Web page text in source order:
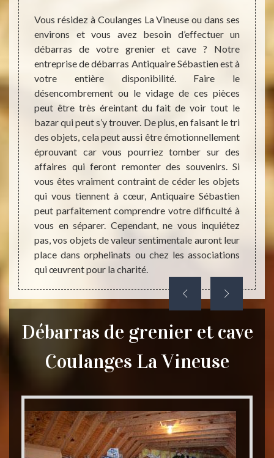
de
vos
en
à
de
Vous résidez à Coulanges La Vineuse ou dans ses
environs et vous avez besoin d’effectuer un
débarras de votre grenier et cave ? Notre
entreprise de débarras Antiquaire Sébastien est à
votre entière disponibilité. Faire le
désencombrement ou le vidage de ces pièces
peut être très éreintant du fait de voir tout le
bazar qui peut s’y trouver. De plus, en faisant le tri
des objets, cela peut aussi être émotionnellement
éprouvant car vous pourriez tomber sur des
affaires qui feront remonter des souvenirs. Si
vous êtes vraiment contraint de céder les objets
qui vous tiennent à cœur, Antiquaire Sébastien
peut parfaitement comprendre votre difficulté à
vous en séparer. Cependant, ne vous inquiétez
pas, vos objets de valeur sentimentale auront leur
place dans orphelinats ou chez les associations
qui œuvrent pour la charité.
que
sont
pas
est
Débarras de grenier et cave
Coulanges La Vineuse